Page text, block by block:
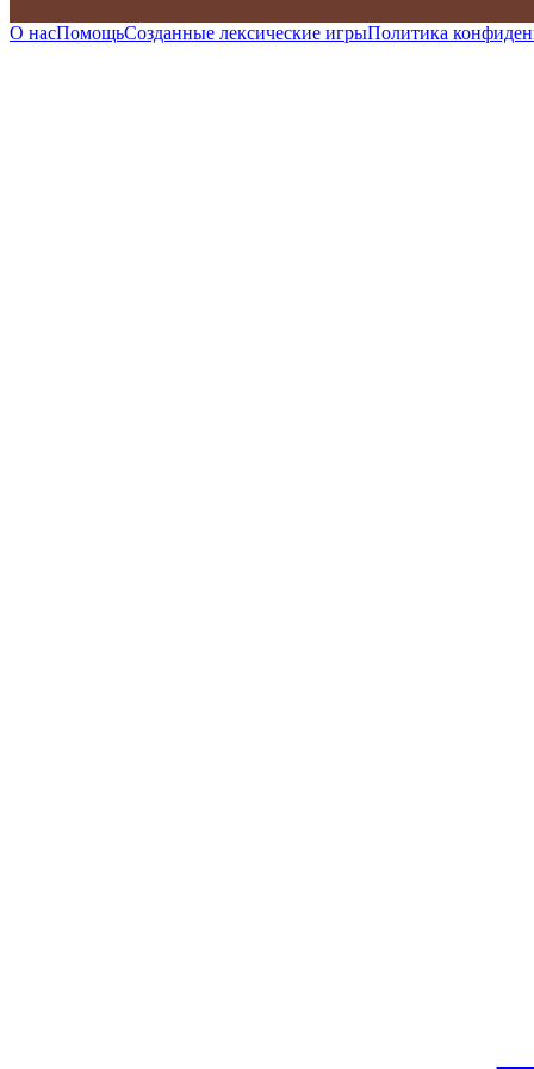
О насПомощьСозданные лексические игрыПолитика